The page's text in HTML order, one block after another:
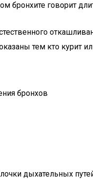
говорит
тем кто курит
бронхов
дыхательных